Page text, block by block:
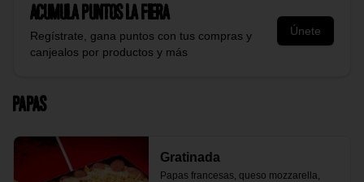
AcumulaPuntos La Fiera
Regístrate, gana puntos con tus compras y
canjealos por productos y más
Únete
Papas
Gratinada
Papas francesas, queso mozzarella,